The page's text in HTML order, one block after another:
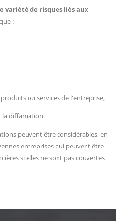
variété de risques liés aux
:
ou services de l'entreprise,
la diffamation.
peuvent être considérables, en
entreprises qui peuvent être
si elles ne sont pas couvertes